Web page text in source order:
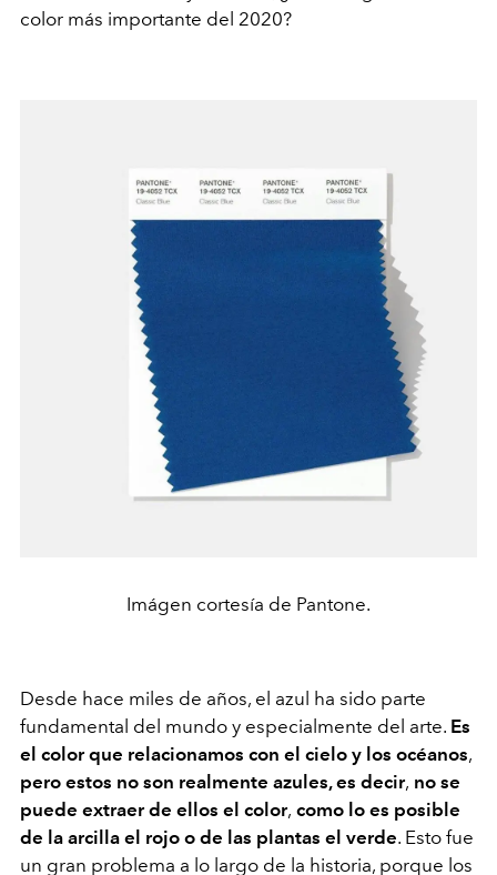
color más importante del 2020?
Imágen cortesía de Pantone.
Desde hace miles de años, el azul ha sido parte
fundamental del mundo y especialmente del arte. Es
el color que relacionamos con el cielo y los océanos,
pero estos no son realmente azules, es decir, no se
puede extraer de ellos el color, como lo es posible
de la arcilla el rojo o de las plantas el verde. Esto fue
un gran problema a lo largo de la historia, porque los